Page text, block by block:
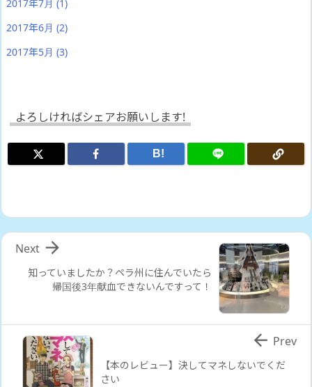
2017年7月 (1)
2017年6月 (2)
2017年5月 (3)
よろしければシェアお願いします!
B!
知っていましたか？ペラ州に住んでいたら
帰国後3年献血できないんですって！

Next
【本のレビュー】決してマネしないでくだ
さい
 Prev